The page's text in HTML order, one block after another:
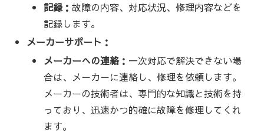
記録：故障の内容、対応状況、修理内容などを
記録します。
メーカーサポート：
メーカーへの連絡： 一次対応で解決できない場
合は、メーカーに連絡し、修理を依頼します。
メーカーの技術者は、専門的な知識と技術を持
っており、迅速かつ的確に故障を修理してくれ
ます。